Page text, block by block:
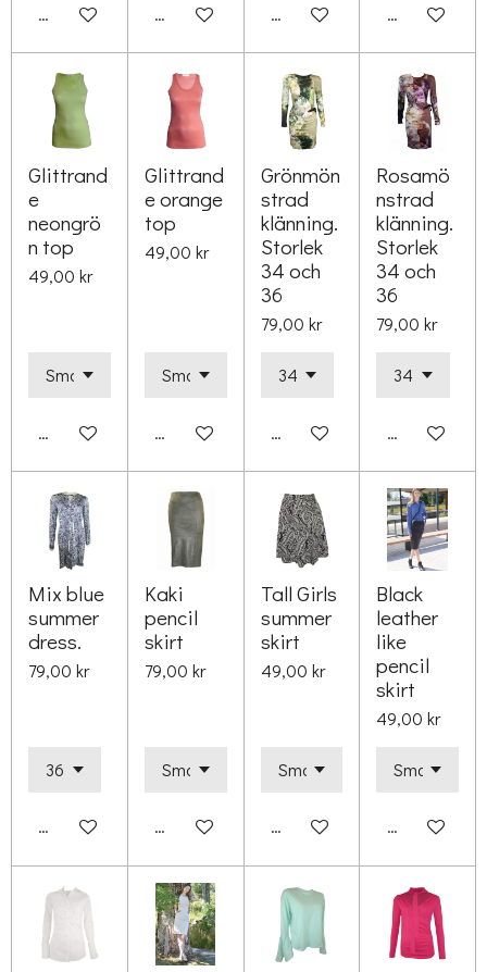
Lägg till i varukorgLägg till i varukorgLägg till i varukorgLägg till i
Glittrand
e
neongrö
n top
49,00 kr
Lägg till i varukorg
Glittrand
e orange
top
49,00 kr
Lägg till i varukorg
Grönmön
strad
klänning.
Storlek
34 och
36
79,00 kr
Lägg till i varukorg
Rosamö
nstrad
klänning.
Storlek
34 och
36
79,00 kr
Lägg till i
Mix blue
summer
dress.
79,00 kr
Lägg till i varukorg
Kaki
pencil
skirt
79,00 kr
Lägg till i varukorg
Tall Girls
summer
skirt
49,00 kr
Lägg till i varukorg
Black
leather
like
pencil
skirt
49,00 kr
Lägg till i